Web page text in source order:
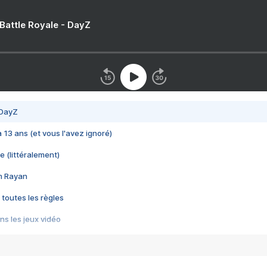
Royale - DayZ
13 ans (et vous l'avez ignoré)
(littéralement)
Rayan
toutes les règles
les jeux vidéo